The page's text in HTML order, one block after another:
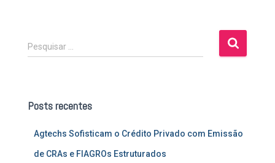
P
e
i
Pesquisar …
Posts recentes
Agtechs Sofisticam o Crédito Privado com Emissão
de CRAs e FIAGROs Estruturados